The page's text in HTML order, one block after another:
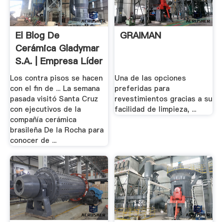
El Blog De
Cerámica Gladymar
S.A. | Empresa Líder
.
Los contra pisos se hacen
con el fin de ... La semana
pasada visitó Santa Cruz
con ejecutivos de la
compañía cerámica
brasileña De la Rocha para
conocer de ...
GRAIMAN
Una de las opciones
preferidas para
revestimientos gracias a su
facilidad de limpieza, ...